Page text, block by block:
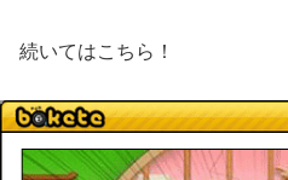
続いてはこちら！